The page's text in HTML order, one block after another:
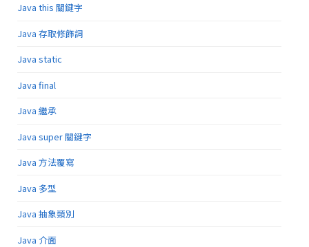
Java this 關鍵字
Java 存取修飾詞
Java static
Java final
Java 繼承
Java super 關鍵字
Java 方法覆寫
Java 多型
Java 抽象類別
Java 介面